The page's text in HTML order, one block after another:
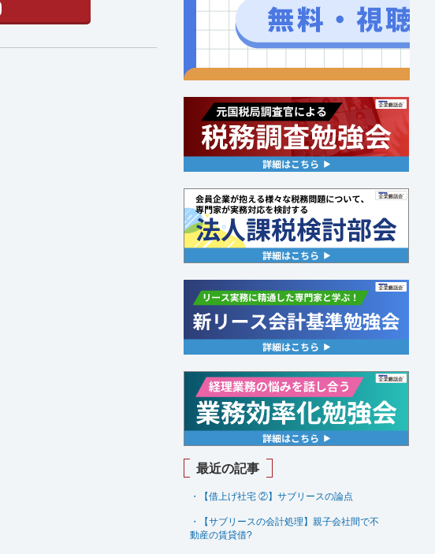
最近の記事
・【借上げ社宅 ②】サブリースの論点
・【サブリースの会計処理】親子会社間で不
動産の賃貸借?